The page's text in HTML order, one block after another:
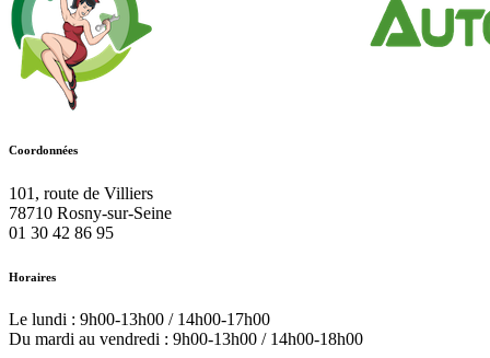
Coordonnées
101, route de Villiers
78710 Rosny-sur-Seine
01 30 42 86 95
Horaires
Le lundi : 9h00-13h00 / 14h00-17h00
Du mardi au vendredi : 9h00-13h00 / 14h00-18h00